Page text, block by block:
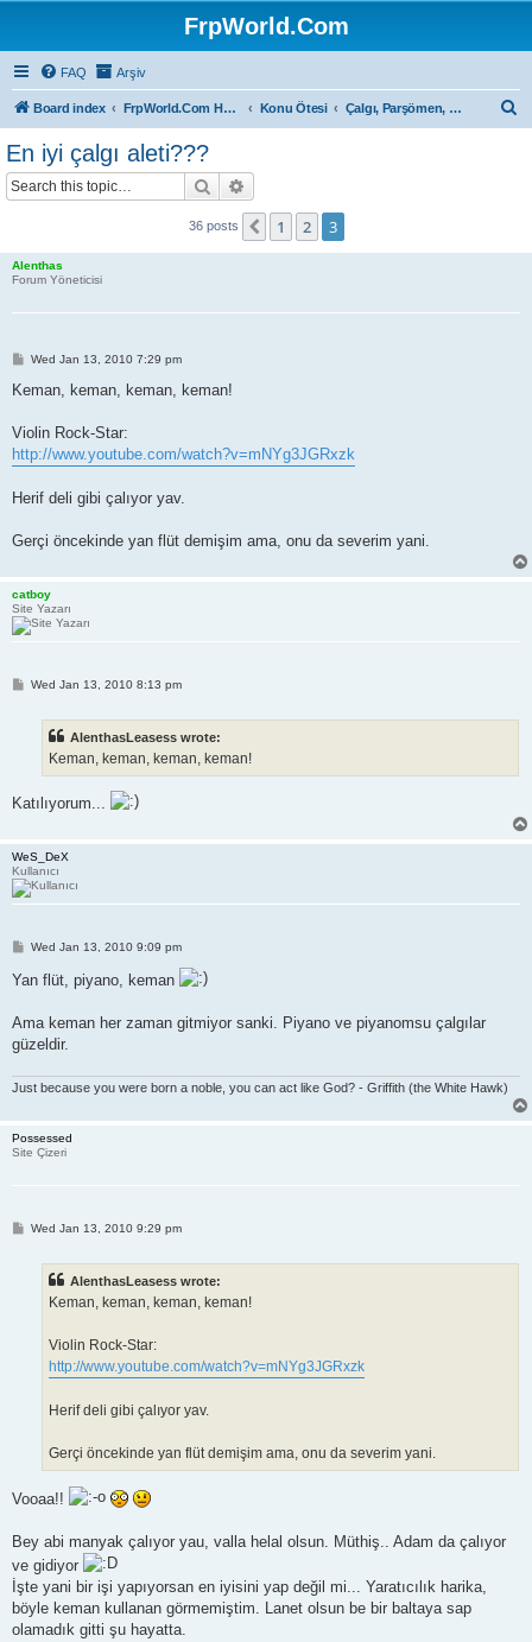
FrpWorld.Com
FAQ Arşiv
Board index FrpWorld.Com Hakkında Konu Ötesi Çalgı, Parşömen, Sahne...
En iyi çalgı aleti???
Search
36 posts Previous
1 2 3
Alenthas
Forum Yöneticisi
P
s
Wed Jan 13, 2010 7:29 pm
Keman, keman, keman, keman!
Violin Rock-Star:
http://www.youtube.com/watch?v=mNYg3JGRxzk
Herif deli gibi çalıyor yav.
Gerçi öncekinde yan flüt demişim ama, onu da severim yani.
catboy
Site Yazarı
PWed Jan 13, 2010 8:13 pm
AlenthasLeasess wrote:
Keman, keman, keman, keman!
Katılıyorum...
WeS_DeX
Kullanıcı
P
t
Wed Jan 13, 2010 9:09 pm
Yan flüt, piyano, keman
Ama keman her zaman gitmiyor sanki. Piyano ve piyanomsu çalgılar
güzeldir.
Just because you were born a noble, you can act like God? - Griffith (the White Hawk)
Possessed
Site Çizeri
PWed Jan 13, 2010 9:29 pm
AlenthasLeasess wrote:
Keman, keman, keman, keman!
Violin Rock-Star:
http://www.youtube.com/watch?v=mNYg3JGRxzk
Herif deli gibi çalıyor yav.
Gerçi öncekinde yan flüt demişim ama, onu da severim yani.
Vooaa!!
Bey abi manyak çalıyor yau, valla helal olsun. Müthiş.. Adam da çalıyor
ve gidiyor
İşte yani bir işi yapıyorsan en iyisini yap değil mi... Yaratıcılık harika,
böyle keman kullanan görmemiştim. Lanet olsun be bir baltaya sap
olamadık gitti şu hayatta.